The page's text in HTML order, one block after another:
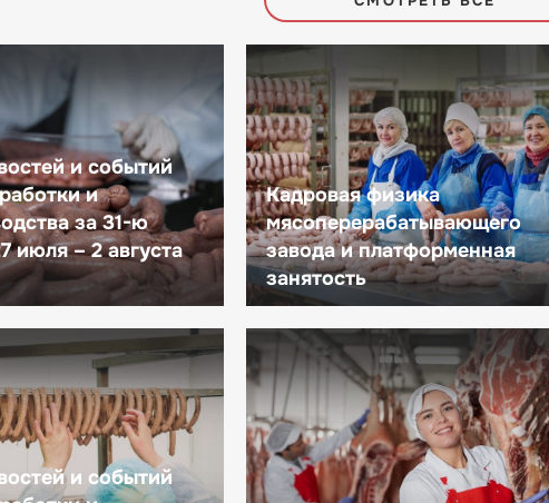
и событий
и
за 31-ю
июля – 2 августа
Кадровая физика
мясоперерабатывающего
завода и платформенная
занятость
и событий